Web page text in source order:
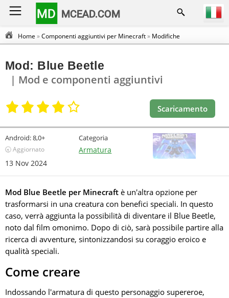
MD MCEAD.COM
Home »Componenti aggiuntivi per Minecraft» Modifiche
Mod: Blue Beetle
| Mod e componenti aggiuntivi
Scaricamento
Android:8,0+
🕣 Aggiornato
13 Nov 2024
Categoria
Armatura
Mod Blue Beetle per Minecraft è un'altra opzione per
trasformarsi in una creatura con benefici speciali. In questo
caso, verrà aggiunta la possibilità di diventare il Blue Beetle,
noto dal film omonimo. Dopo di ciò, sarà possibile partire alla
ricerca di avventure, sintonizzandosi su coraggio eroico e
qualità speciali.
Come creare
Indossando l'armatura di questo personaggio supereroe,